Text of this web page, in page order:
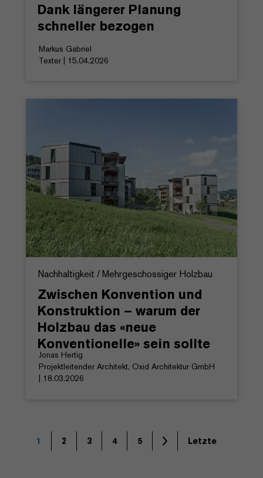
Dank längerer Planung
schneller bezogen
Markus Gabriel
Texter | 15.04.2026
Nachhaltigkeit / Mehrgeschossiger Holzbau
Zwischen Konvention und
Konstruktion – warum der
Holzbau das «neue
Konventionelle» sein sollte
Jonas Hertig
Projektleitender Architekt, Oxid Architektur GmbH
| 18.03.2026
1 2 3 4 5 Letzte